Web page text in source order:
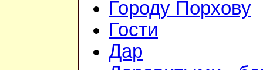
Городу Порхову
Гости
Дар